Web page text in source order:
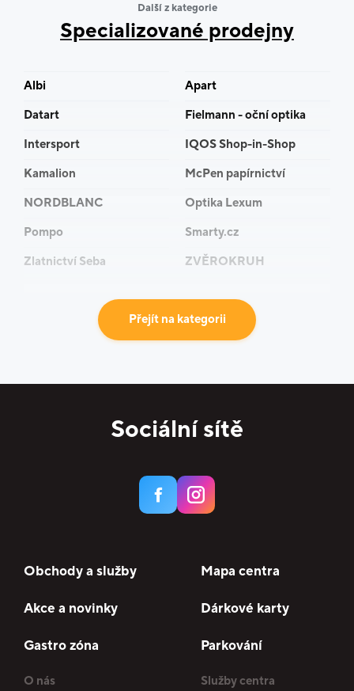
výběr deskových a karetních her, dárků a dárkových
poukázek. Speciálky i to, co skladem zrovna nemáme,
U nás v Luxoru žijí knihy, přijďte to zažít!
Další z kategorie
Specializované prodejny
Albi
Apart
Datart
Fielmann - oční optika
Intersport
IQOS Shop-in-Shop
Kamalion
McPen papírnictví
NORDBLANC
Optika Lexum
Pompo
Smarty.cz
Zlatnictví Seba
ZVĚROKRUH
Přejít na kategorii
Sociální sítě
Obchody a služby Mapa centra
Akce a novinky Dárkové karty
Gastro zóna Parkování
O nás Služby centra